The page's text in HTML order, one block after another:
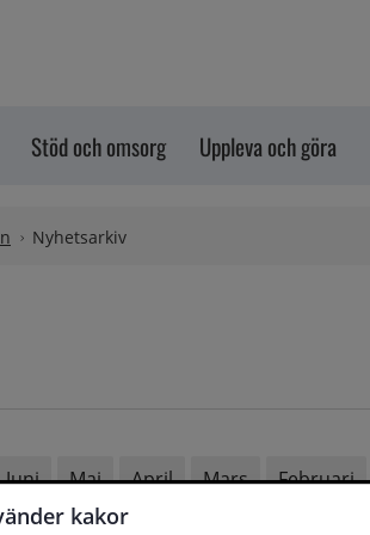
kakor
Stöd och omsorg Uppleva och göra
Nyhetsarkiv
Juni Maj April Mars Februari